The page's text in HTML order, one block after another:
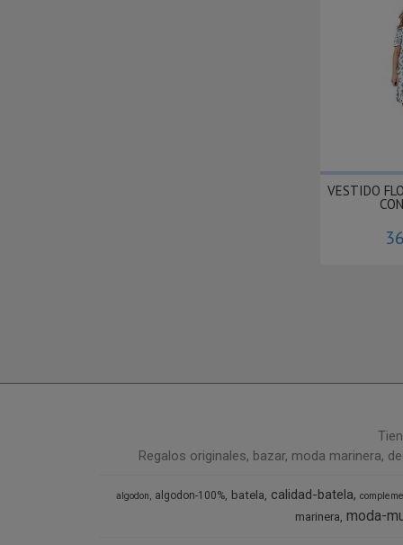
VESTIDO
Regalos originales, bazar, moda marinera,
algodon algodon-100% batela calidad-batela
marinera moda-